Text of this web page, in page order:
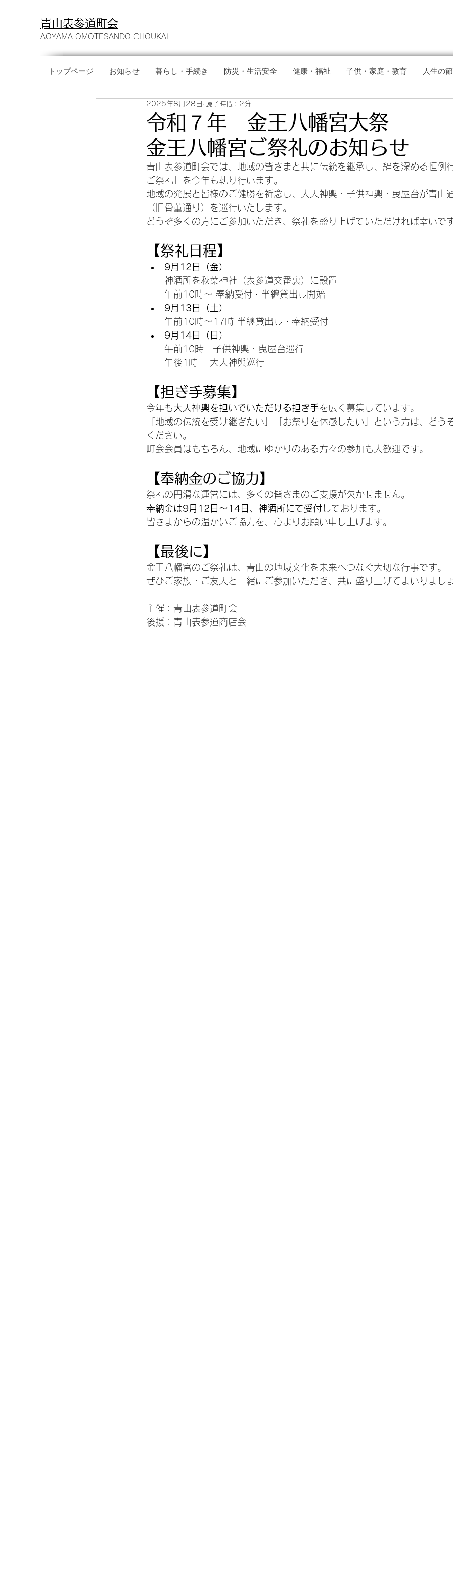
​青山表参道町会
AOYAMA OMOTESANDO CHOUKAI
トップページ お知らせ 暮らし・手続き 防災・生活安全 健康・福祉 子供・家庭・教育 人生の
令和７年 金王八幡宮大祭
2025年8月28日 読了時間: 2分
金王八幡宮ご祭礼のお知らせ
青山表参道町会では、地域の皆さまと共に伝統を継承し、絆を深める恒例
ご祭礼」を今年も執り行います。
地域の発展と皆様のご健勝を祈念し、大人神輿・子供神輿・曳屋台が青山
（旧骨董通り）を巡行いたします。
どうぞ多くの方にご参加いただき、祭礼を盛り上げていただければ幸いで
【祭礼日程】
9月12日（金）
神酒所を秋葉神社（表参道交番裏）に設置
午前10時～ 奉納受付・半纏貸出し開始
9月13日（土）
午前10時～17時 半纏貸出し・奉納受付
9月14日（日）
午前10時　子供神輿・曳屋台巡行
午後1時　 大人神輿巡行
【担ぎ手募集】
今年も大人神輿を担いでいただける担ぎ手を広く募集しています。
「地域の伝統を受け継ぎたい」「お祭りを体感したい」という方は、どう
ください。
町会会員はもちろん、地域にゆかりのある方々の参加も大歓迎です。
【奉納金のご協力】
祭礼の円滑な運営には、多くの皆さまのご支援が欠かせません。
奉納金は9月12日～14日、神酒所にて受付 しております。
皆さまからの温かいご協力を、心よりお願い申し上げます。
【最後に】
金王八幡宮のご祭礼は、青山の地域文化を未来へつなぐ大切な行事です。
ぜひご家族・ご友人と一緒にご参加いただき、共に盛り上げてまいりまし
主催：青山表参道町会
後援：青山表参道商店会